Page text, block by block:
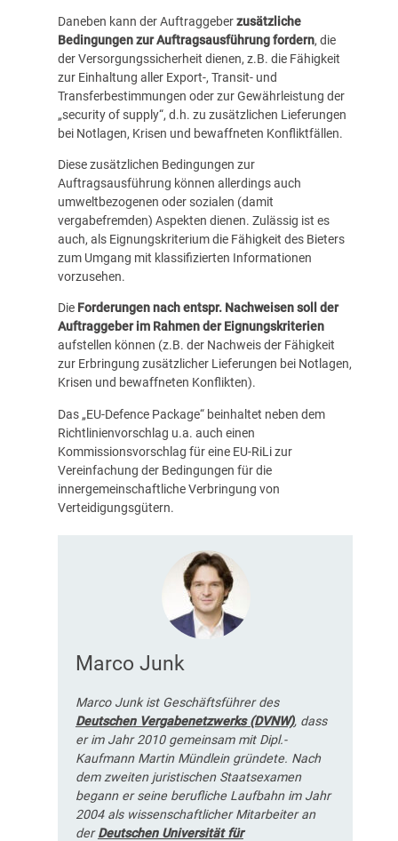
Daneben kann der Auftraggeberzusätzliche
Bedingungen zur Auftragsausführung fordern, die
der Versorgungssicherheit dienen, z.B. die Fähigkeit
zur Einhaltung aller Export-, Transit- und
Transferbestimmungen oder zur Gewährleistung der
„security of supply“, d.h. zu zusätzlichen Lieferungen
bei Notlagen, Krisen und bewaffneten Konfliktfällen.
Diese zusätzlichen Bedingungen zur
Auftragsausführung können allerdings auch
umweltbezogenen oder sozialen (damit
vergabefremden) Aspekten dienen. Zulässig ist es
auch, als Eignungskriterium die Fähigkeit des Bieters
zum Umgang mit klassifizierten Informationen
vorzusehen.
Die Forderungen nach entspr. Nachweisen soll der
Auftraggeber im Rahmen der Eignungskriterien
aufstellen können (z.B. der Nachweis der Fähigkeit
zur Erbringung zusätzlicher Lieferungen bei Notlagen,
Krisen und bewaffneten Konflikten).
Das „EU-Defence Package“ beinhaltet neben dem
Richtlinienvorschlag u.a. auch einen
Kommissionsvorschlag für eine EU-RiLi zur
Vereinfachung der Bedingungen für die
innergemeinschaftliche Verbringung von
Verteidigungsgütern.
Marco Junk
Marco Junk ist Geschäftsführer des
Deutschen Vergabenetzwerks (DVNW), dass
er im Jahr 2010 gemeinsam mit Dipl.-
Kaufmann Martin Mündlein gründete. Nach
dem zweiten juristischen Staatsexamen
begann er seine berufliche Laufbahn im Jahr
2004 als wissenschaftlicher Mitarbeiter an
derDeutschen Universität für